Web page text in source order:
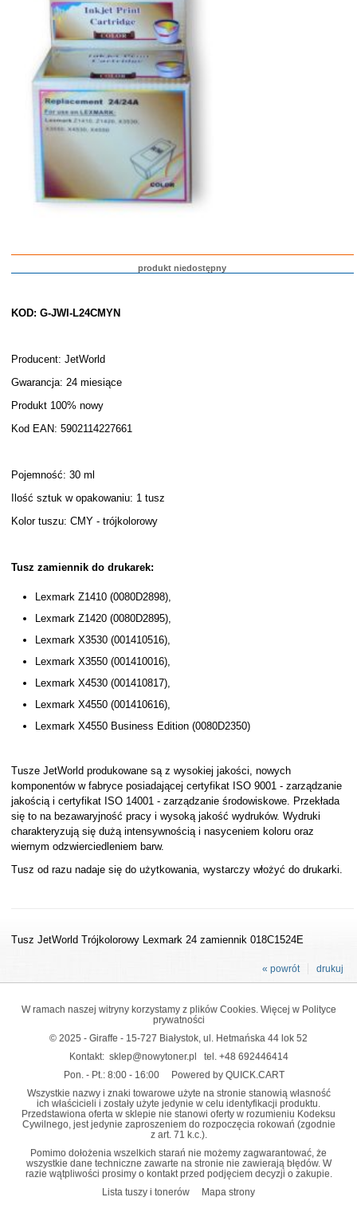
produkt niedostępny
KOD: G-JWI-L24CMYN
Producent: JetWorld
Gwarancja: 24 miesiące
Produkt 100% nowy
Kod EAN: 5902114227661
Pojemność: 30 ml
Ilość sztuk w opakowaniu: 1 tusz
Kolor tuszu: CMY - trójkolorowy
Tusz zamiennik do drukarek:
Lexmark Z1410 (0080D2898),
Lexmark Z1420 (0080D2895),
Lexmark X3530 (001410516),
Lexmark X3550 (001410016),
Lexmark X4530 (001410817),
Lexmark X4550 (001410616),
Lexmark X4550 Business Edition (0080D2350)
Tusze JetWorld produkowane są z wysokiej jakości, nowych
komponentów w fabryce posiadającej certyfikat ISO 9001 - zarządzanie
jakością i certyfikat ISO 14001 - zarządzanie środowiskowe. Przekłada
się to na bezawaryjność pracy i wysoką jakość wydruków. Wydruki
charakteryzują się dużą intensywnością i nasyceniem koloru oraz
wiernym odzwierciedleniem barw.
Tusz od razu nadaje się do użytkowania, wystarczy włożyć do drukarki.
Tusz JetWorld Trójkolorowy Lexmark 24 zamiennik 018C1524E
drukuj
« powrót
W ramach naszej witryny korzystamy z plików Cookies. Więcej w Polityce
prywatności
© 2025 - Giraffe - 15-727 Białystok, ul. Hetmańska 44 lok 52
Kontakt: sklep@nowytoner.pl tel. +48 692446414
Pon. - Pt.: 8:00 - 16:00
Powered by QUICK.CART
Wszystkie nazwy i znaki towarowe użyte na stronie stanowią własność
ich właścicieli i zostały użyte jedynie w celu identyfikacji produktu.
Przedstawiona oferta w sklepie nie stanowi oferty w rozumieniu Kodeksu
Cywilnego, jest jedynie zaproszeniem do rozpoczęcia rokowań (zgodnie
z art. 71 k.c.).
Pomimo dołożenia wszelkich starań nie możemy zagwarantować, że
wszystkie dane techniczne zawarte na stronie nie zawierają błędów. W
razie wątpliwości prosimy o kontakt przed podjęciem decyzji o zakupie.
Lista tuszy i tonerów
Mapa strony